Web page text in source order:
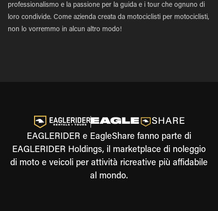
professionalismo e la passione per la guida e i tour che ognuno di
loro condivide. Come azienda creata da motociclisti per motociclisti,
non lo vorremmo in alcun altro modo!
EAGLERIDER e EagleShare fanno parte di
EAGLERIDER Holdings, il marketplace di noleggio
di moto e veicoli per attività ricreative più affidabile
al mondo.